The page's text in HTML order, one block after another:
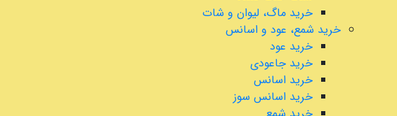
خرید ماگ، لیوان و شات
خرید شمع، عود و اسانس
خرید عود
خرید جاعودی
خرید اسانس
خرید اسانس سوز